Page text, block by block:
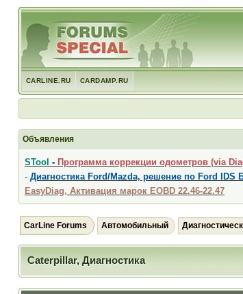
CARLINE.RU CARDAMP.RU
Объявления
STool - Программа коррекции одометров (via
- Диагностика Ford/Mazda, решение по Ford IDS
EasyDiag, Активация марок EOBD 22.46-22.47
CarLine Forums Автомобильный
Сaterpillar, Диагностика